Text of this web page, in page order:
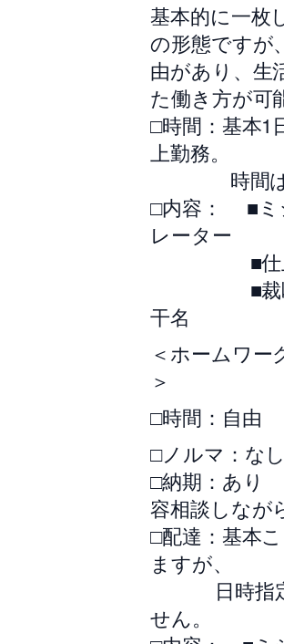
基本的に一枚
の形態ですが
由があり、生
た働き方が可
□時間：基本1
上勤務。
時間は
□内容： ■ミ
レーター
■仕上
■裁
干名
＜ホームワー
＞
□時間：自由
□ノルマ：なし
□納期：あり
容相談しなが
□配達：基本
ますが、
日時指定
せん。